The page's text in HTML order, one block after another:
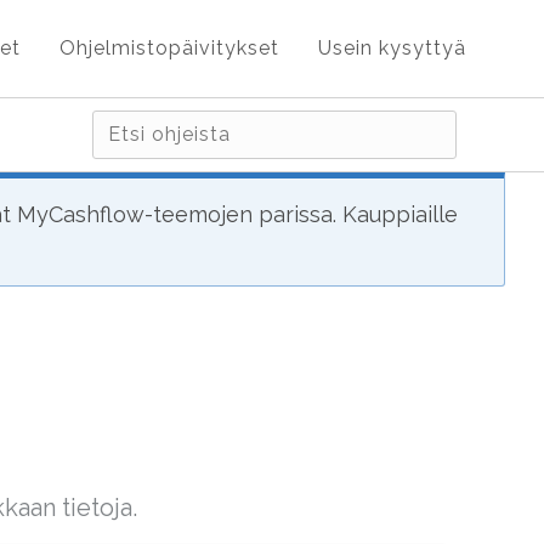
Ohjelmistopäivitykset Usein kysyttyä
MyCashflow-teemojen parissa. Kauppiaille
tietoja.